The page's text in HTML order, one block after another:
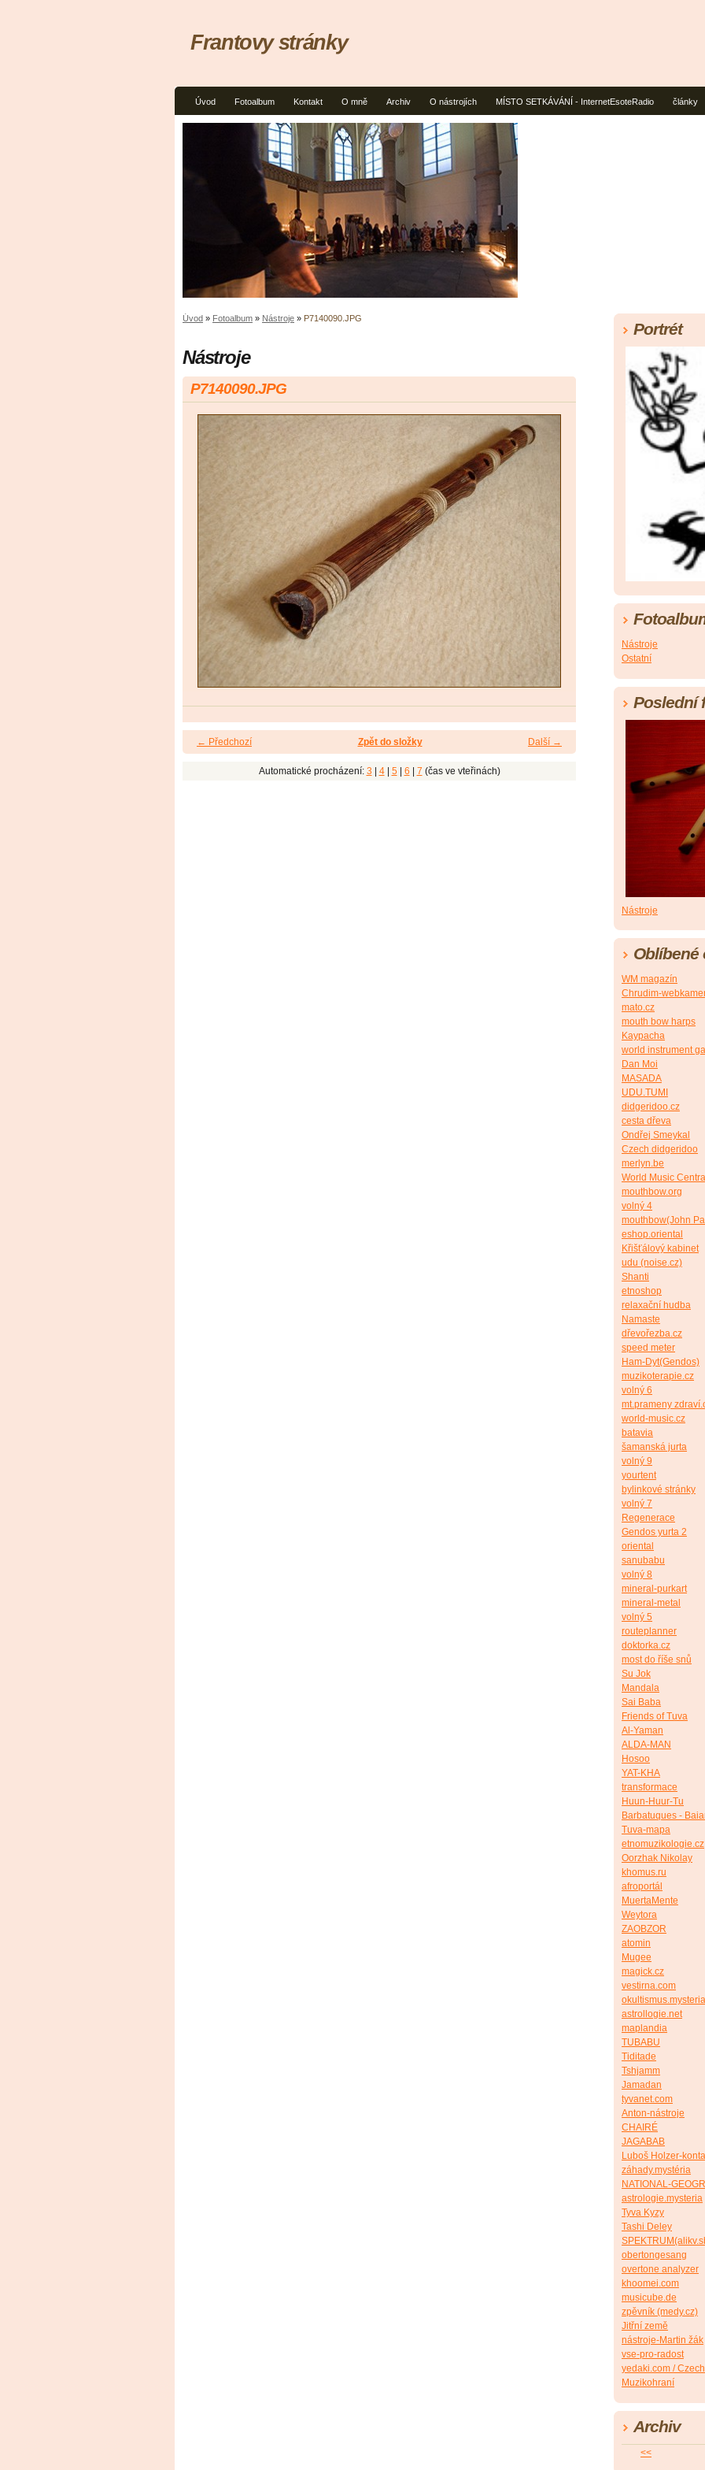
Úvod Fotoalbum Kontakt O mně Archiv O nástrojích MÍSTO SETKÁVÁNÍ - InternetEsoteRadio články
Frantovy stránky
Úvod » Fotoalbum » Nástroje » P7140090.JPG
Nástroje
P7140090.JPG
← Předchozí Další →
Zpět do složky
Automatické procházení: 3 4| 5| 6 7 (čas ve vteřinách)
Portrét
Nástroje
Ostatní
Poslední
Nástroje
Oblíbené
WM magazín
Chrudim-
mato.cz
mouth bow harps
Kaypacha
world instrument
Dan Moi
MASADA
UDU.TUMI
didgeridoo.cz
cesta dřeva
Ondřej Smeykal
Czech didgeridoo
merlyn.be
World Music
mouthbow.org
volný 4
mouthbow(John
eshop.oriental
Křišťálový kabinet
udu (noise.cz)
Shanti
etnoshop
relaxační hudba
Namaste
dřevořezba.cz
speed meter
Ham-Dyt(Gendos)
muzikoterapie.cz
volný 6
mt.prameny
world-music.cz
batavia
šamanská jurta
volný 9
yourtent
bylinkové stránky
volný 7
Regenerace
Gendos yurta 2
oriental
sanubabu
volný 8
mineral-purkart
mineral-metal
volný 5
routeplanner
doktorka.cz
most do říše snů
Su Jok
Mandala
Sai Baba
Friends of Tuva
Al-Yaman
ALDA-MAN
Hosoo
YAT-KHA
transformace
Huun-Huur-Tu
Barbatuques -
Tuva-mapa
etnomuzikologie.cz
Oorzhak Nikolay
khomus.ru
afroportál
MuertaMente
Weytora
ZAOBZOR
atomin
Mugee
magick.cz
vestirna.com
astrollogie.net
maplandia
TUBABU
Tiditade
Tshjamm
Jamadan
tyvanet.com
Anton-nástroje
CHAIRÉ
JAGABAB
Luboš Holzer-
záhady.mystéria
NATIONAL-
astrologie.mysteria
Tyva Kyzy
Tashi Deley
obertongesang
overtone analyzer
khoomei.com
musicube.de
zpěvník (medy.cz)
Jitřní země
nástroje-Martin žák
vse-pro-radost
yedaki.com /
Muzikohraní
Archiv
<<